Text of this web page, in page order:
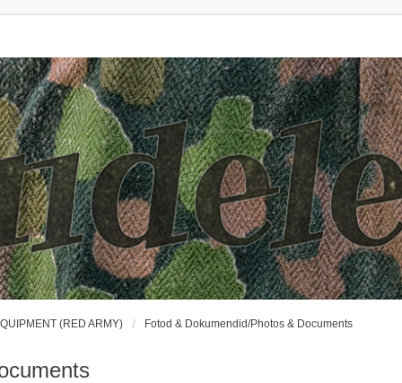
(RED ARMY) Fotod & Dokumendid/Photos & Documents